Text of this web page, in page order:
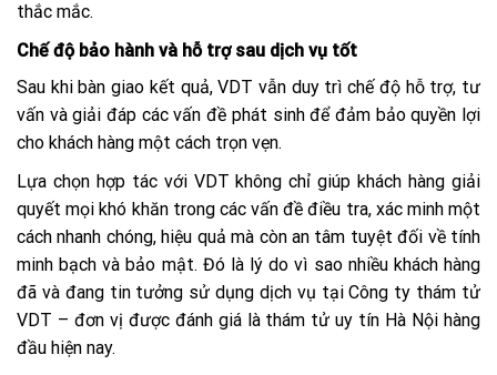
thắc mắc.
Chế độ bảo hành và hỗ trợ sau dịch vụ tốt
Sau khi bàn giao kết quả, VDT vẫn duy trì chế độ hỗ trợ, tư
vấn và giải đáp các vấn đề phát sinh để đảm bảo quyền lợi
cho khách hàng một cách trọn vẹn.
Lựa chọn hợp tác với VDT không chỉ giúp khách hàng giải
quyết mọi khó khăn trong các vấn đề điều tra, xác minh một
cách nhanh chóng, hiệu quả mà còn an tâm tuyệt đối về tính
minh bạch và bảo mật. Đó là lý do vì sao nhiều khách hàng
đã và đang tin tưởng sử dụng dịch vụ tại Công ty thám tử
VDT – đơn vị được đánh giá là thám tử uy tín Hà Nội hàng
đầu hiện nay.